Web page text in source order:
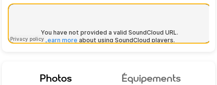
Photos Équipements